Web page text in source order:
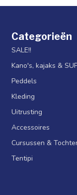
Categorieën
SALE!!
Kano's, kajaks &
Peddels
Kleding
Uitrusting
Accessoires
Cursussen &
Tentipi